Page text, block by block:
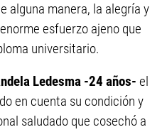
alguna manera, la alegría y
esfuerzo ajeno que
universitario.
Ledesma -24 años- el
en cuenta su condición y
saludado que cosechó a